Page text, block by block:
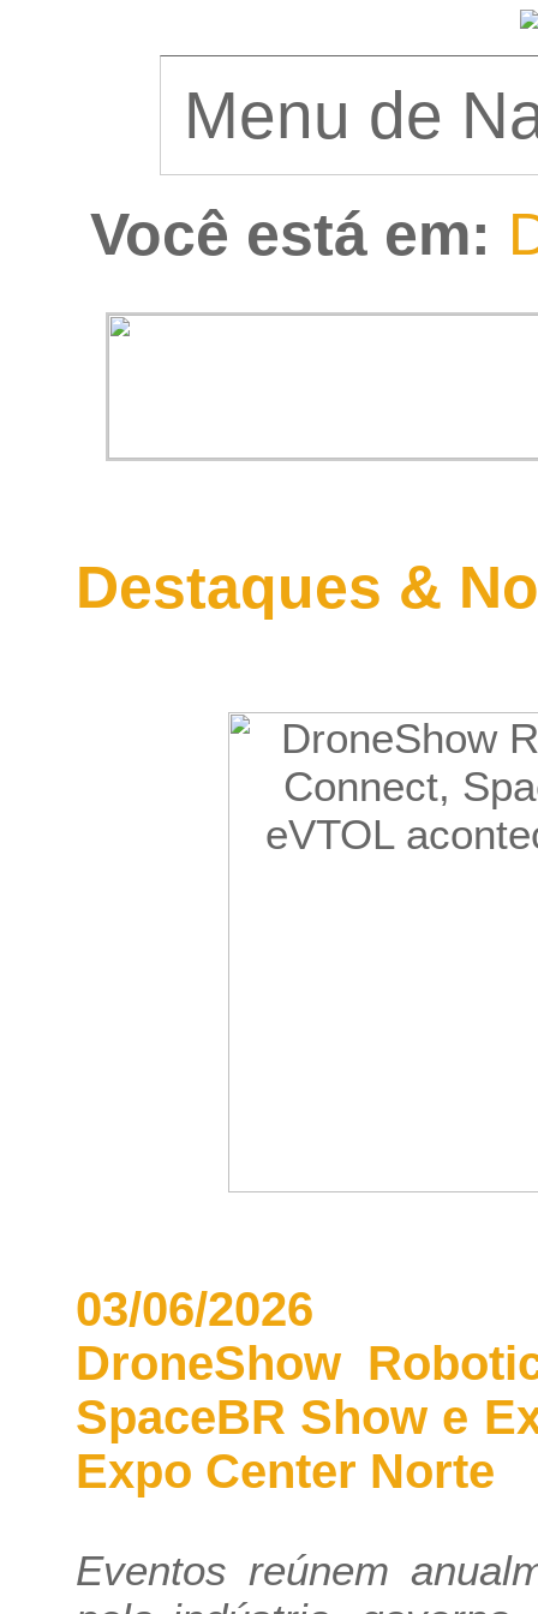
Você está em:
Destaques &
03/06/2026
DroneShow
SpaceBR Show e
Expo Center Norte
Eventos reúnem